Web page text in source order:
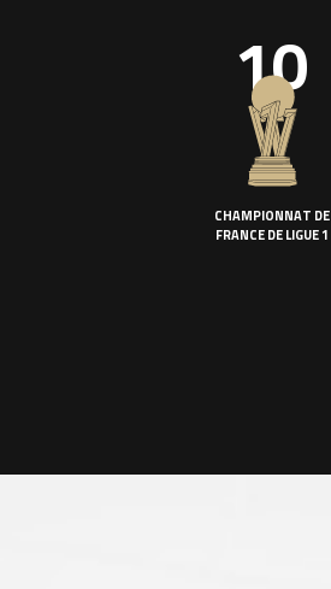
10
CHAMPIONNAT DE
FRANCE DE LIGUE 1